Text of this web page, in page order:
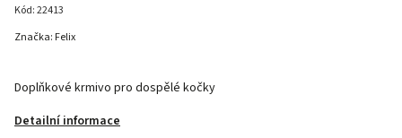
Kód:22413
Doplňkové krmivo pro dospělé kočky
Detailní informace
Značka: Felix